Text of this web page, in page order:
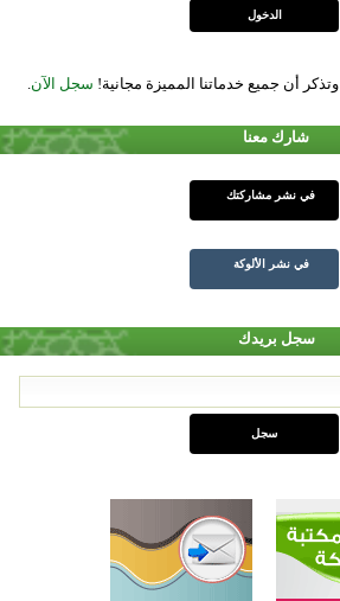
وتذكر أن جميع خدماتنا المميزة مجانية! سجل الآن
شارك معنا
في نشر مشاركتك
في نشر الألوكة
سجل بريدك